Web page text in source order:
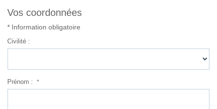
Vos coordonnées
* Information obligatoire
Civilité :
Prénom : *